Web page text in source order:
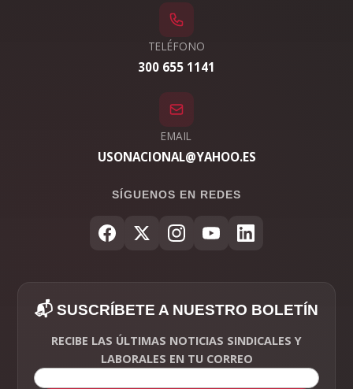
TELÉFONO
300 655 1141
EMAIL
USONACIONAL@YAHOO.ES
SÍGUENOS EN REDES
📬 SUSCRÍBETE A NUESTRO BOLETÍN
RECIBE LAS ÚLTIMAS NOTICIAS SINDICALES Y
LABORALES EN TU CORREO